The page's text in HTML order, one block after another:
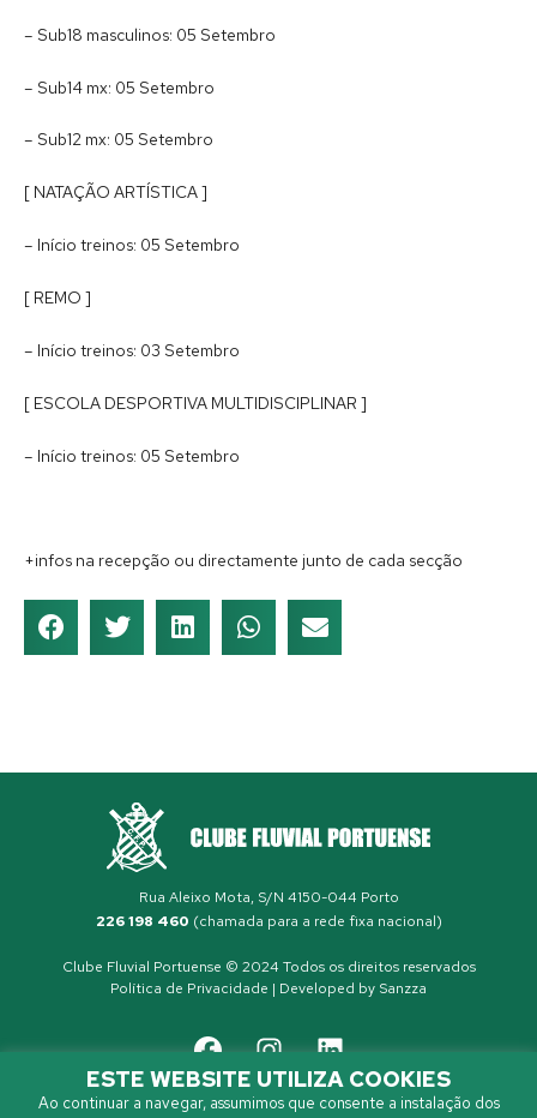
– Sub18 masculinos: 05 Setembro
– Sub14 mx: 05 Setembro
– Sub12 mx: 05 Setembro
[ NATAÇÃO ARTÍSTICA ]
– Início treinos: 05 Setembro
[ REMO ]
– Início treinos: 03 Setembro
[ ESCOLA DESPORTIVA MULTIDISCIPLINAR ]
– Início treinos: 05 Setembro
+infos na recepção ou directamente junto de cada secção
Rua Aleixo Mota, S/N 4150-044 Porto
226 198 460 (chamada para a rede fixa nacional)
Clube Fluvial Portuense © 2024 Todos os direitos reservados
Política de Privacidade | Developed by Sanzza
ESTE WEBSITE UTILIZA COOKIES
Ao continuar a navegar, assumimos que consente a instalação dos